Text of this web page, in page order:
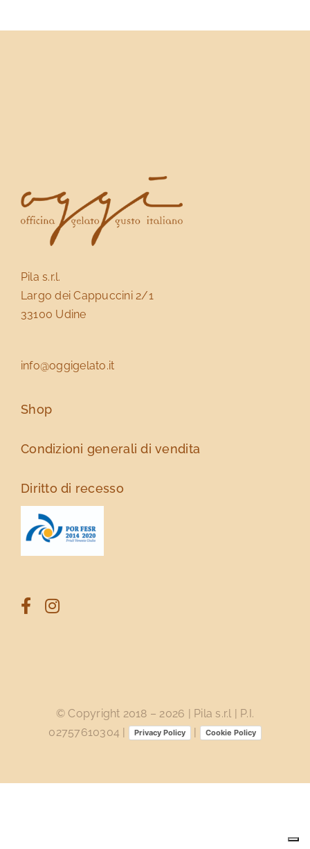
Pila s.r.l.
Largo dei Cappuccini 2/1
33100 Udine
info@oggigelato.it
Shop
Condizioni generali di vendita
Diritto di recesso
© Copyright 2018 – 2026 | Pila s.r.l | P.I.
02757610304 |
Privacy Policy | Cookie Policy